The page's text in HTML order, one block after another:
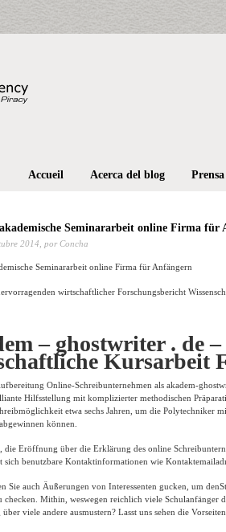
Accueil Acerca del blog Prensa
Seminararbeit online Firma für
2014, por Concha
Seminararbeit online Firma für Anfängern
wirtschaftlicher Forschungsbericht
– ghostwriter . de
Kursarbeit
Online-Schreibunternehmen als akadem-
Hilfsstellung mit komplizierter methodischen
etwa sechs Jahren, um die Polytechniker
können.
die Eröffnung über die Erklärung des online
sich benutzbare Kontaktinformationen wie
Sie auch Äußerungen von Interessenten gucken, um
checken. Mithin, weswegen reichlich viele Schulanfänger
viele andere ausmustern? Lasst uns sehen die